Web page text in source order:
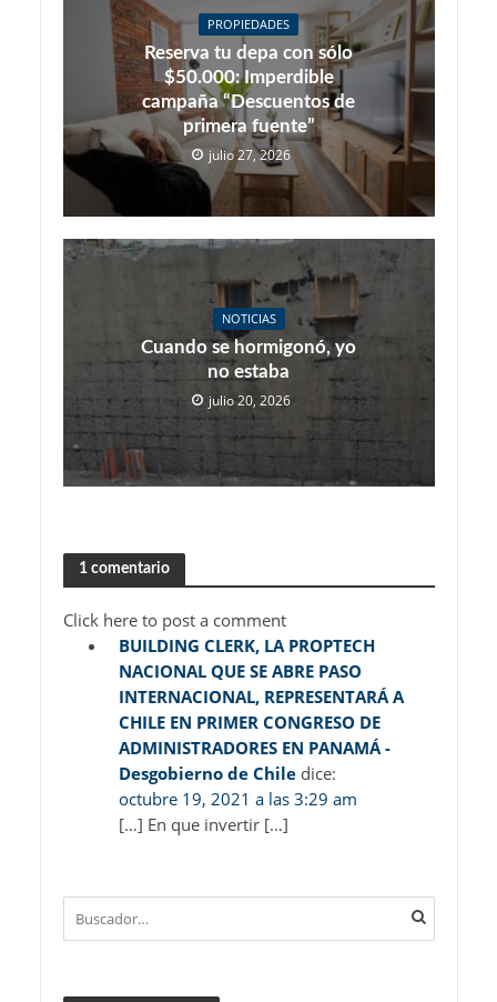
PROPIEDADES
Reserva tu depa con sólo
$50.000: Imperdible
campaña “Descuentos de
primera fuente”
julio 27, 2026
NOTICIAS
Cuando se hormigonó, yo
no estaba
julio 20, 2026
1 comentario
Click here to post a comment
BUILDING CLERK, LA PROPTECH
NACIONAL QUE SE ABRE PASO
INTERNACIONAL, REPRESENTARÁ A
CHILE EN PRIMER CONGRESO DE
ADMINISTRADORES EN PANAMÁ -
Desgobierno de Chile dice:
octubre 19, 2021 a las 3:29 am
[…] En que invertir […]